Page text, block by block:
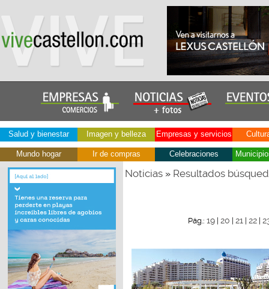
Salud y bienestar Imagen y belleza Empresas y servicios
Mundo hogar Ir de compras Celebraciones
Noticias» Resultados
Pág.: 19 20 21 22